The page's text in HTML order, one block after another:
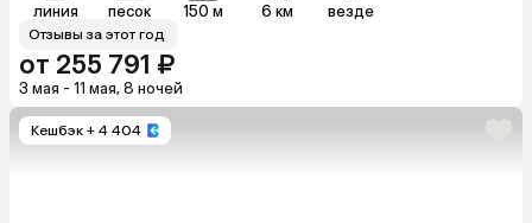
линия песок 150 м 6 км везде
Отзывы за этот год
от 255 791 ₽
3 мая - 11 мая, 8 ночей
Кешбэк + 4 404